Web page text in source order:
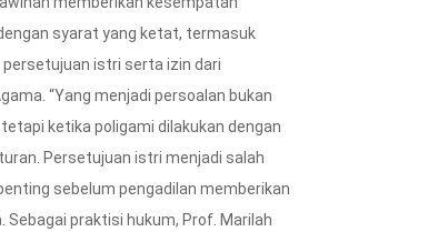
syarat yang ketat, termasuk
istri serta izin dari
“Yang menjadi persoalan bukan
ketika poligami dilakukan dengan
Persetujuan istri menjadi salah
sebelum pengadilan memberikan
Sebagai praktisi hukum, Prof. Marilah